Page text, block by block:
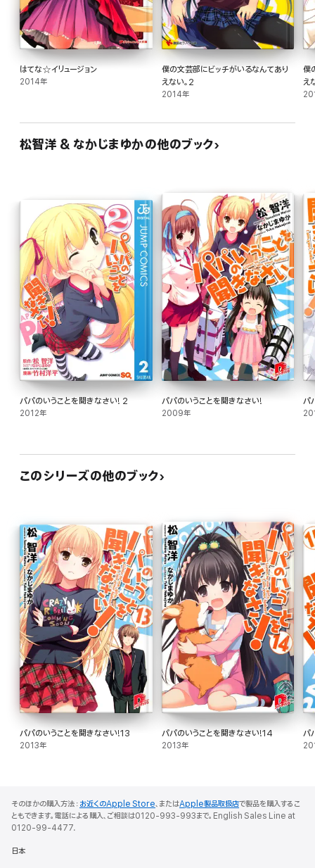
はてな☆イリュージョン
2014年
僕の文芸部にビッチがいるなんてあり
えない。2
2014年
僕
え
松智洋 & なかじまゆかの他のブック
パパのいうことを聞きなさい! 2
2012年
パパのいうことを聞きなさい!
2009年
パ
このシリーズの他のブック
パパのいうことを聞きなさい!13
2013年
パパのいうことを聞きなさい!14
2013年
パ
そのほかの購入方法： お近くのApple Store、またはApple製品取扱店で製品を購入するこ
ともできます。電話による購入、ご相談は0120-993-993まで。English Sales Line at
0120-99-4477.
日本